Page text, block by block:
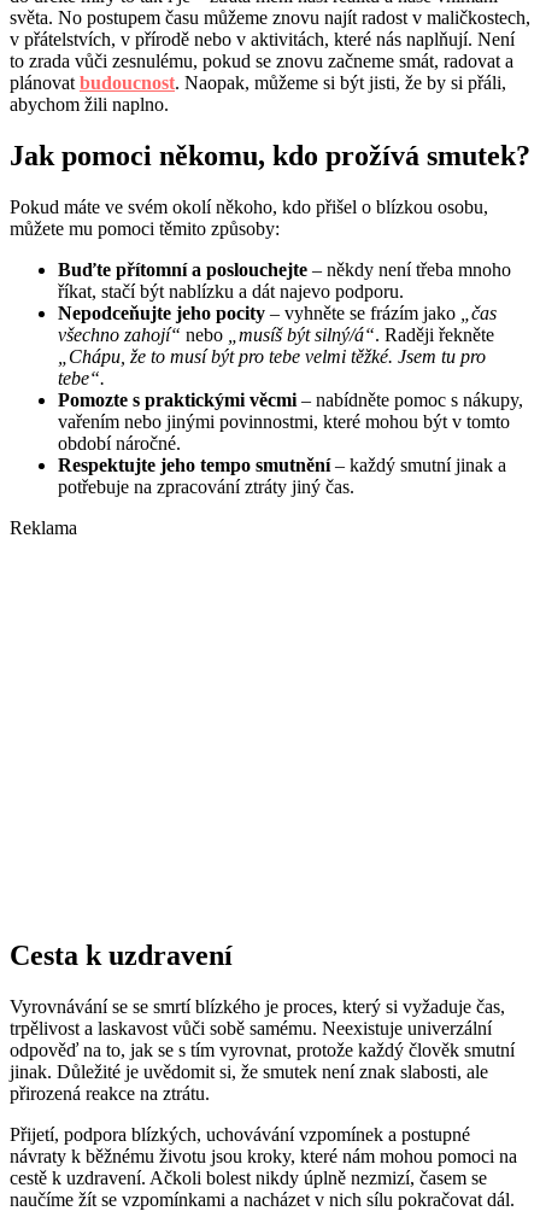
světa. No postupem času můžeme znovu najít radost v maličkostech,
v přátelstvích, v přírodě nebo v aktivitách, které nás naplňují. Není
to zrada vůči zesnulému, pokud se znovu začneme smát, radovat a
plánovat budoucnost. Naopak, můžeme si být jisti, že by si přáli,
abychom žili naplno.
Jak pomoci někomu, kdo prožívá smutek?
Pokud máte ve svém okolí někoho, kdo přišel o blízkou osobu,
můžete mu pomoci těmito způsoby:
Buďte přítomní a poslouchejte – někdy není třeba mnoho
říkat, stačí být nablízku a dát najevo podporu.
Nepodceňujte jeho pocity – vyhněte se frázím jako
„čas
všechno zahojí“ nebo „musíš být silný/á“. Raději řekněte
„Chápu, že to musí být pro tebe velmi těžké. Jsem tu pro
tebe“.
Pomozte s praktickými věcmi – nabídněte pomoc s nákupy,
vařením nebo jinými povinnostmi, které mohou být v tomto
období náročné.
Respektujte jeho tempo smutnění– každý smutní jinak a
potřebuje na zpracování ztráty jiný čas.
Reklama
Cesta k uzdravení
Vyrovnávání se se smrtí blízkého je proces, který si vyžaduje čas,
trpělivost a laskavost vůči sobě samému. Neexistuje univerzální
odpověď na to, jak se s tím vyrovnat, protože každý člověk smutní
jinak. Důležité je uvědomit si, že smutek není znak slabosti, ale
přirozená reakce na ztrátu.
Přijetí, podpora blízkých, uchovávání vzpomínek a postupné
návraty k běžnému životu jsou kroky, které nám mohou pomoci na
cestě k uzdravení. Ačkoli bolest nikdy úplně nezmizí, časem se
naučíme žít se vzpomínkami a nacházet v nich sílu pokračovat dál.